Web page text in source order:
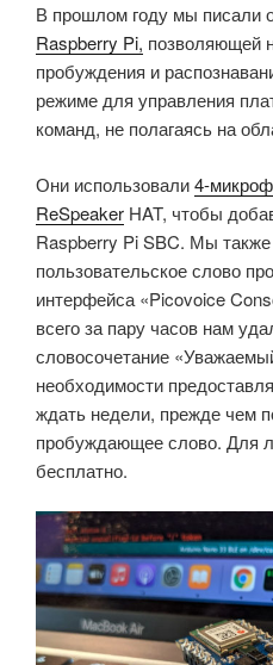
В прошлом году мы писали
Raspberry Pi, позволяющей
пробуждения и
режиме для управления
команд, не полагаясь на
Они использовали4-
ReSpeaker HAT, чтобы
Raspberry Pi SBC. Мы также
пользовательское слово
интерфейса «Picovoice
всего за пару часов нам
словосочетание
необходимости
ждать недели, прежде чем
пробуждающее слово. Для
бесплатно.